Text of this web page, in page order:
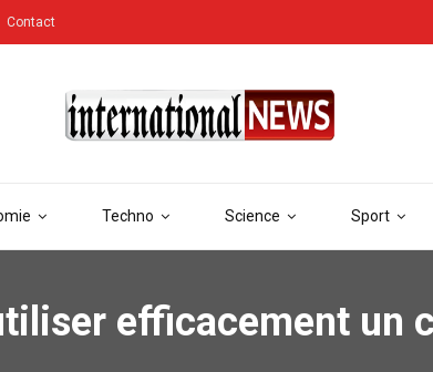
Techno Science Sport
Contact
efficacement un